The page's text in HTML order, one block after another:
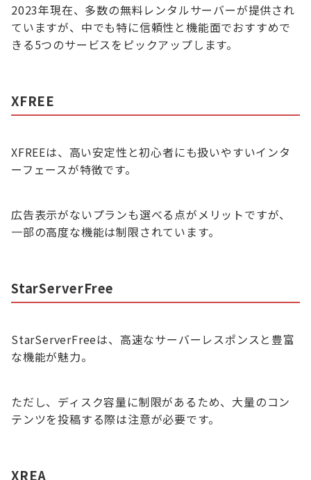
2023年現在、多数の無料レンタルサーバーが提供され
ていますが、中でも特に信頼性と機能面でおすすめで
きる5つのサービスをピックアップします。
XFREE
XFREEは、高い安定性と初心者にも扱いやすいインタ
ーフェースが特徴です。
広告表示がないプランも選べる点がメリットですが、
一部の高度な機能は制限されています。
StarServerFree
StarServerFreeは、高速なサーバーレスポンスと豊富
な機能が魅力。
ただし、ディスク容量に制限があるため、大量のコン
テンツを投稿する際は注意が必要です。
XREA